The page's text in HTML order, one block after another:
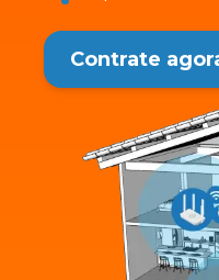
Contrate